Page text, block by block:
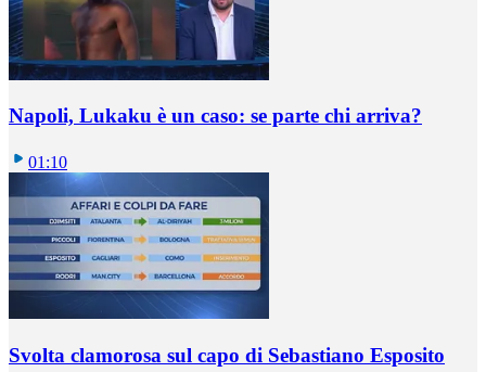
Napoli, Lukaku è un caso: se parte chi arriva?
01:10
Svolta clamorosa sul capo di Sebastiano Esposito